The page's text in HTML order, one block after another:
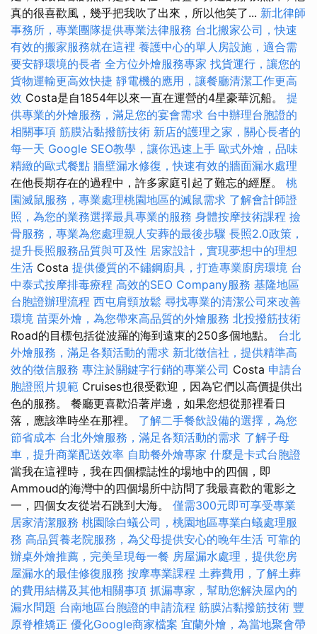
真的很喜歡風，幾乎把我吹了出來，所以他笑了... 新北律師
事務所，專業團隊提供專業法律服務 台北搬家公司，快速
有效的搬家服務就在這裡 養護中心的單人房設施，適合需
要安靜環境的長者 全方位外燴服務專家 找貨運行，讓您的
貨物運輸更高效快捷 靜電機的應用，讓餐廳清潔工作更高
效 Costa是自1854年以來一直在運營的4星豪華沉船。 提
供專業的外燴服務，滿足您的宴會需求 台中辦理台胞證的
相關事項 筋膜沾黏撥筋技術 新店的護理之家，關心長者的
每一天 Google SEO教學，讓你迅速上手 歐式外燴，品味
精緻的歐式餐點 牆壁漏水修復，快速有效的牆面漏水處理
在他長期存在的過程中，許多家庭引起了難忘的經歷。 桃
園滅鼠服務，專業處理桃園地區的滅鼠需求 了解會計師證
照，為您的業務選擇最具專業的服務 身體按摩技術課程 撿
骨服務，專業為您處理親人安葬的最後步驟 長照2.0政策，
提升長照服務品質與可及性 居家設計，實現夢想中的理想
生活 Costa 提供優質的不鏽鋼廚具，打造專業廚房環境 台
中泰式按摩排毒療程 高效的SEO Company服務 基隆地區
台胞證辦理流程 西屯肩頸放鬆 尋找專業的清潔公司來改善
環境 苗栗外燴，為您帶來高品質的外燴服務 北投撥筋技術
Road的目標包括從波羅的海到遠東的250多個地點。 台北
外燴服務，滿足各類活動的需求 新北徵信社，提供精準高
效的徵信服務 專注於關鍵字行銷的專業公司 Costa 申請台
胞證照片規範 Cruises也很受歡迎，因為它們以高價提供出
色的服務。 餐廳更喜歡沿著岸邊，如果您想從那裡看日
落，應該準時坐在那裡。 了解二手餐飲設備的選擇，為您
節省成本 台北外燴服務，滿足各類活動的需求 了解子母
車，提升商業配送效率 自助餐外燴專家 什麼是卡式台胞證
當我在這裡時，我在四個標誌性的場地中的四個，即
Ammoud的海灣中的四個場所中訪問了我最喜歡的電影之
一，四個女友從岩石跳到大海。 僅需300元即可享受專業
居家清潔服務 桃園除白蟻公司，桃園地區專業白蟻處理服
務 高品質養老院服務，為父母提供安心的晚年生活 可靠的
辦桌外燴推薦，完美呈現每一餐 房屋漏水處理，提供您房
屋漏水的最佳修復服務 按摩專業課程 土葬費用，了解土葬
的費用結構及其他相關事項 抓漏專家，幫助您解決屋內的
漏水問題 台南地區台胞證的申請流程 筋膜沾黏撥筋技術 豐
原脊椎矯正 優化Google商家檔案 宜蘭外燴，為當地聚會帶